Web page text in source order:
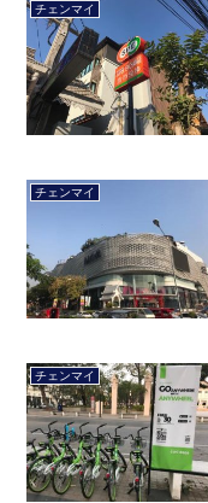
チェンマイ
チェンマイ
チェンマイ